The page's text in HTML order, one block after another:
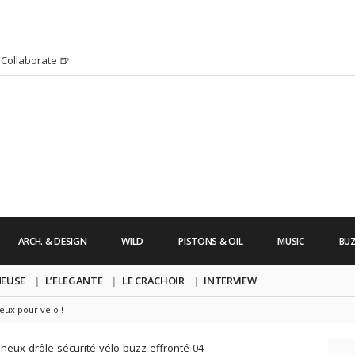
Collaborate 🍺
HURRICANE IRMA 2K17 par Alexandre
un clip très esthétique pour leur
!
ARCH. & DESIGN WILD PISTONS & OIL MUSIC
L’ELEGANTE LE CRACHOIR INTERVIEW
pour vélo !